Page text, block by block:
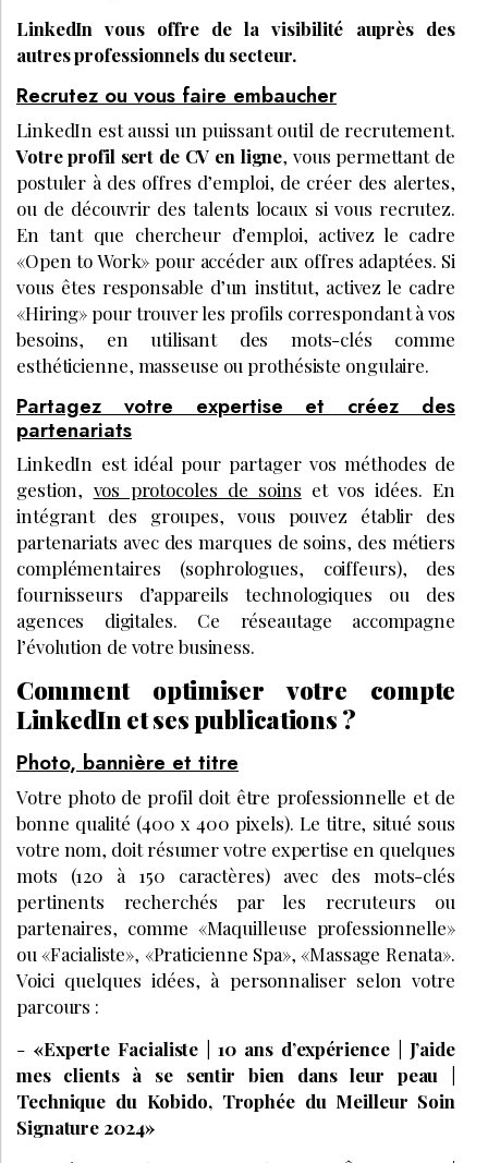
LinkedIn vous offre de la visibilité auprès des
autres professionnels du secteur.
Recrutez ou vous faire embaucher
LinkedIn est aussi un puissant outil de recrutement.
Votre profil sert de CV en ligne, vous permettant de
postuler à des offres d’emploi, de créer des alertes,
ou de découvrir des talents locaux si vous recrutez.
En tant que chercheur d’emploi, activez le cadre
«Open to Work» pour accéder aux offres adaptées. Si
vous êtes responsable d’un institut, activez le cadre
«Hiring» pour trouver les profils correspondant à vos
besoins, en utilisant des mots-clés comme
esthéticienne, masseuse ou prothésiste ongulaire.
Partagez votre expertise et créez des
partenariats
LinkedIn est idéal pour partager vos méthodes de
gestion, vos protocoles de soins et vos idées. En
intégrant des groupes, vous pouvez établir des
partenariats avec des marques de soins, des métiers
complémentaires (sophrologues, coiffeurs), des
fournisseurs d’appareils technologiques ou des
agences digitales. Ce réseautage accompagne
l’évolution de votre business.
Comment optimiser votre compte
LinkedIn et ses publications ?
Photo, bannière et titre
Votre photo de profil doit être professionnelle et de
bonne qualité (400 x 400 pixels). Le titre, situé sous
votre nom, doit résumer votre expertise en quelques
mots (120 à 150 caractères) avec des mots-clés
pertinents recherchés par les recruteurs ou
partenaires, comme «Maquilleuse professionnelle»
ou «Facialiste», «Praticienne Spa», «Massage Renata».
Voici quelques idées, à personnaliser selon votre
parcours :
- «Experte Facialiste | 10 ans d’expérience | J’aide
mes clients à se sentir bien dans leur peau |
Technique du Kobido, Trophée du Meilleur Soin
Signature 2024»